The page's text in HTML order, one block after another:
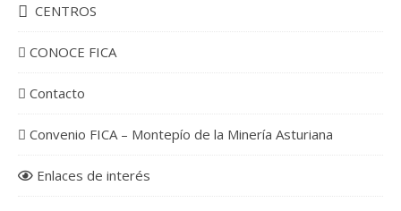
CENTROS
CONOCE FICA
Contacto
Convenio FICA – Montepío de la Minería Asturiana
Enlaces de interés